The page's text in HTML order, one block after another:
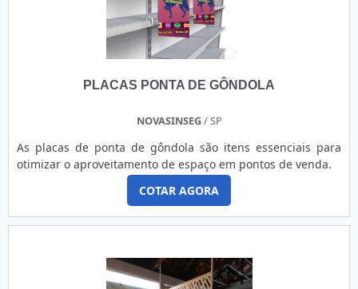
PLACAS PONTA DE GÔNDOLA
NOVASINSEG/ SP
As placas de ponta de gôndola são itens essenciais para
otimizar o aproveitamento de espaço em pontos de venda.
COTAR AGORA